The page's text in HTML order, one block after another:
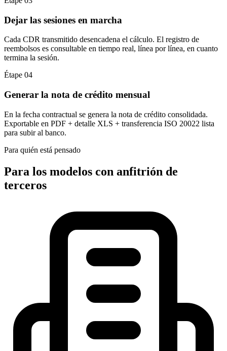
Dejar las sesiones en marcha
Cada CDR transmitido desencadena el cálculo. El registro de
reembolsos es consultable en tiempo real, línea por línea, en cuanto
termina la sesión.
Étape 04
Generar la nota de crédito mensual
En la fecha contractual se genera la nota de crédito consolidada.
Exportable en PDF + detalle XLS + transferencia ISO 20022 lista
para subir al banco.
Para quién está pensado
Para los modelos con anfitrión de
terceros